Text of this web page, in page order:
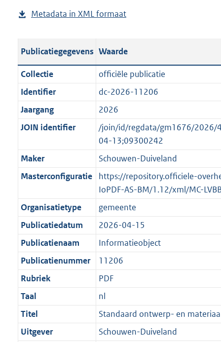
p
b
i
c
a
t
i
i
n
f
r
m
a
a
t
g
o
t
t
e
:
o
b
e
k
n
d
Metadata in XML formaat
t
a
n
d
g
r
o
o
t
t
e
:
2
K
b
Publicatiegegevens Waarde
Collectie
officiële publicatie
Identifier
dc-2026-11206
Jaargang
2026
JOIN identifier
/join/id/regdata/gm1676/2026/
04-13;09300242
Maker
Schouwen-Duiveland
Masterconfiguratie
https://repository.officiele-
IoPDF-AS-BM/1.12/xml/MC-
Organisatietype
gemeente
Publicatiedatum
2026-04-15
Publicatienaam
Informatieobject
Publicatienummer
11206
Rubriek
PDF
Taal
nl
Titel
Standaard ontwerp- en
Uitgever
Schouwen-Duiveland